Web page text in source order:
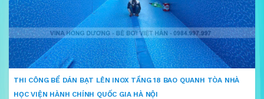
THI CÔNG BỂ DÁN BẠT LÊN INOX TẦNG 18 BAO QUANH TÒA NHÀ
HỌC VIỆN HÀNH CHÍNH QUỐC GIA HÀ NỘI